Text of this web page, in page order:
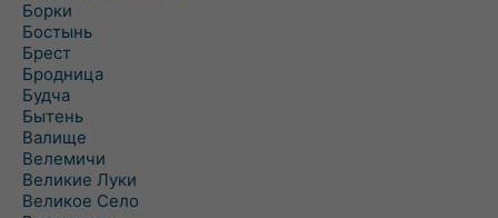
Борки
Бостынь
Брест
Бродница
Будча
Бытень
Валище
Велемичи
Великие Луки
Великое Село